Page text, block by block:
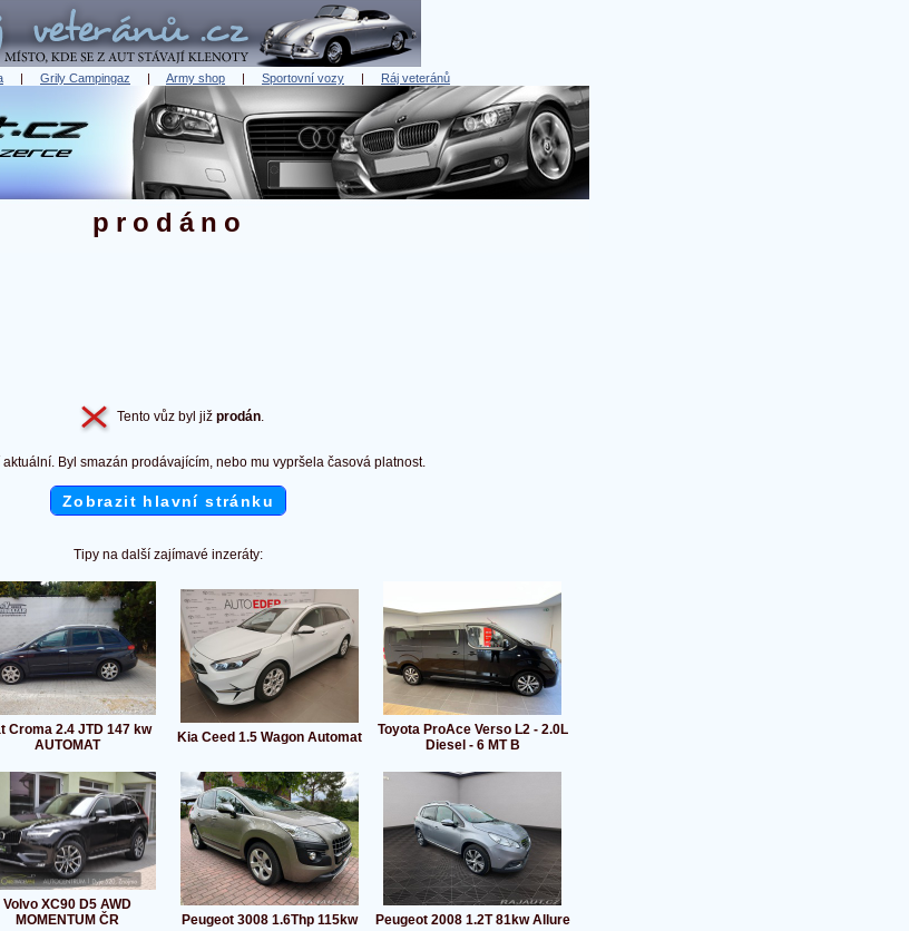
| Grily Campingaz | Army shop | Sportovní vozy | Ráj veteránů
prodáno
Tento vůz byl již prodán.
aktuální. Byl smazán prodávajícím, nebo mu vypršela časová platnost.
Zobrazit hlavní stránku
Tipy na další zajímavé inzeráty:
Croma 2.4 JTD 147 kw
AUTOMAT
Kia Ceed 1.5 Wagon Automat
Toyota ProAce Verso L2 - 2.0L
Diesel - 6 MT B
Volvo XC90 D5 AWD
MOMENTUM ČR
Peugeot 3008 1.6Thp 115kw Peugeot 2008 1.2T 81kw Allure